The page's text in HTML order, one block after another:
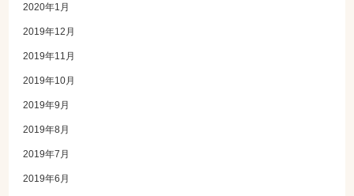
2020年1月
2019年12月
2019年11月
2019年10月
2019年9月
2019年8月
2019年7月
2019年6月